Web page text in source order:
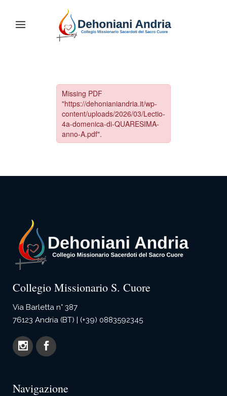
Collegio Missionario S. Cuore
Via Barletta n° 387
76123 Andria (BT) | (+39) 0883592345
Navigazione